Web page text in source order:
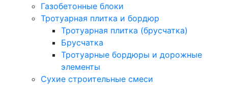
Газобетонные блоки
Тротуарная плитка и бордюр
Тротуарная плитка (брусчатка)
Брусчатка
Тротуарные бордюры и дорожные
элементы
Сухие строительные смеси